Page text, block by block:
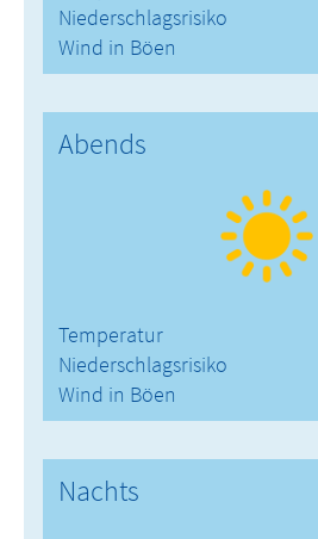
Niederschlagsrisiko
Wind in Böen
Abends
Temperatur
Niederschlagsrisiko
Wind in Böen
Nachts